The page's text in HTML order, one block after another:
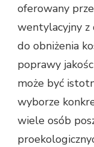
oferowany
wentylacyjny z
do obniżenia
poprawy
może być
wyborze
wiele osób